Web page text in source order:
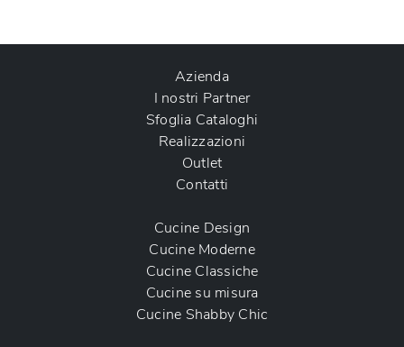
Azienda
I nostri Partner
Sfoglia Cataloghi
Realizzazioni
Outlet
Contatti
Cucine Design
Cucine Moderne
Cucine Classiche
Cucine su misura
Cucine Shabby Chic